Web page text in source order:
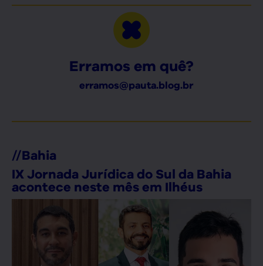
Erramos em quê?
erramos@pauta.blog.br
//Bahia
IX Jornada Jurídica do Sul da Bahia
acontece neste mês em Ilhéus